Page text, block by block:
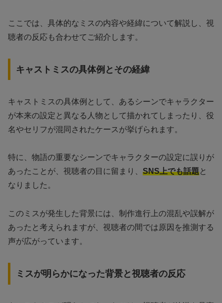
ここでは、具体的なミスの内容や経緯について解説し、視
聴者の反応も合わせてご紹介します。
キャストミスの具体例とその経緯
キャストミスの具体例として、あるシーンでキャラクター
が本来の設定と異なる人物として描かれてしまったり、役
名やセリフが混同されたケースが挙げられます。
特に、物語の重要なシーンでキャラクターの設定に誤りが
あったことが、視聴者の目に留まり、 SNS上でも話題と
なりました。
このミスが発生した背景には、制作進行上の混乱や誤解が
あったと考えられますが、視聴者の間では原因を推測する
声が広がっています。
ミスが明らかになった背景と視聴者の反応